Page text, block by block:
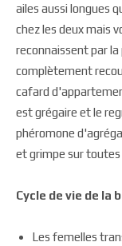
ailes aussi longues
chez les deux mais
reconnaissent par
complètement
cafard
est grégaire et le
phéromone
et grimpe sur toutes
Cycle de vie de la
Les femelles